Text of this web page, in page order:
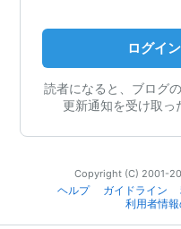
ログイ
読者になると、ブログ
更新通知を受け取っ
Copyright (C) 2001-
ヘルプ
ガイドライン
利用者情